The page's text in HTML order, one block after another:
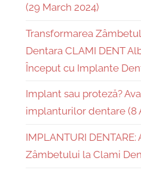
(29 March 2024)
Transformarea
Dentara CLAMI DENT
Început cu Implante
Implant sau proteză?
implanturilor dentare (8
IMPLANTURI
Zâmbetului la Clami